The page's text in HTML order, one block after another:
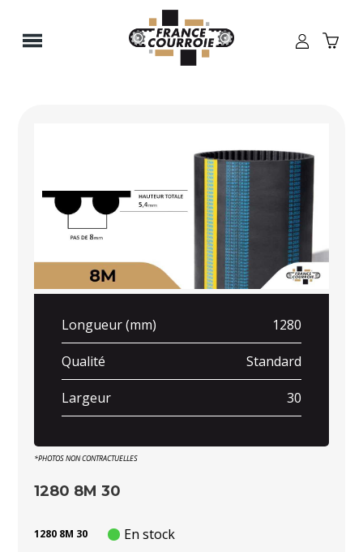
Longueur (mm) 1280
Qualité Standard
Largeur 30
*PHOTOS NON CONTRACTUELLES
1280 8M 30
1280 8M 30 En stock
Panneau de gestion des cookies